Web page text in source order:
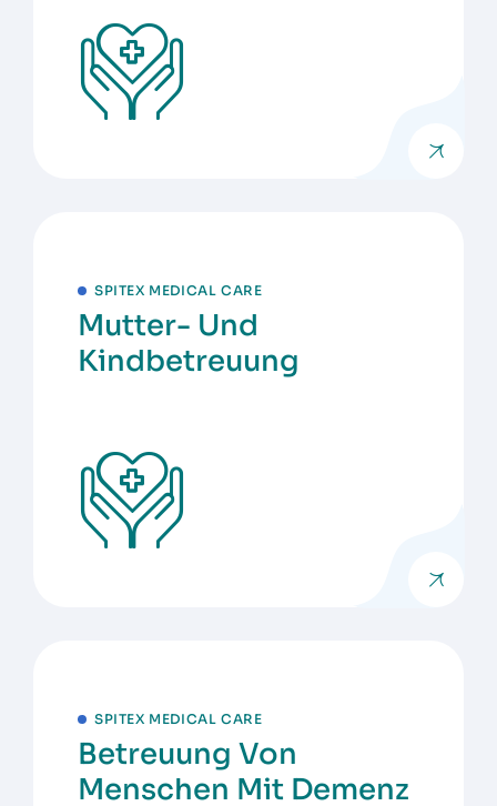
SPITEX MEDICAL CARE
Mutter- Und
Kindbetreuung
SPITEX MEDICAL CARE
Betreuung Von
Menschen Mit Demenz